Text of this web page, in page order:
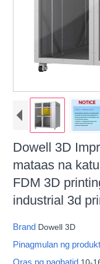
Dowell 3D
mataas na
FDM 3D
industrial 3d
Brand Dowell 3D
Pinagmulan ng